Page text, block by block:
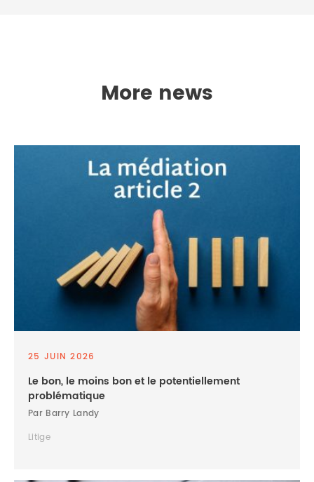
More news
25 JUIN 2026
Le bon, le moins bon et le potentiellement
problématique
Par Barry Landy
Litige